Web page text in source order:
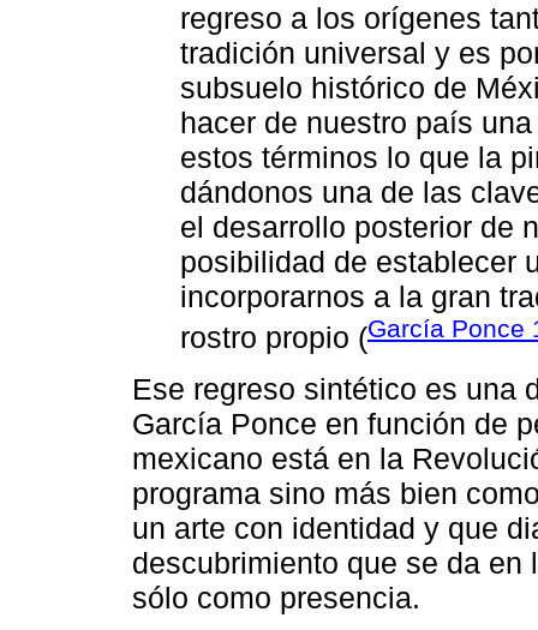
regreso a los orígenes
tradición universal y es
subsuelo histórico de
hacer de nuestro país
estos términos lo que la
dándonos una de las
el desarrollo posterior de
posibilidad de establecer
incorporarnos a la gran
rostro propio (García Ponce
Ese regreso sintético es una
García Ponce en función de
mexicano está en la
programa sino más bien
un arte con identidad y que
descubrimiento que se da
sólo como presencia.